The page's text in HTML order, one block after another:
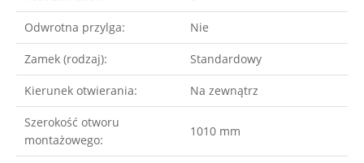
Odwrotna przylga: Nie
Zamek (rodzaj): Standardowy
Kierunek otwierania: Na zewnątrz
Szerokość otworu
montażowego:
1010 mm